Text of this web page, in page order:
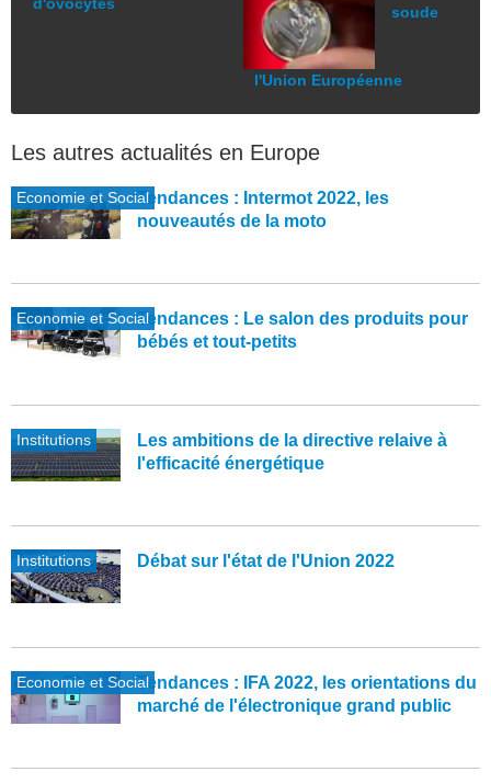
soude
l'Union Européenne
Les autres actualités en Europe
Economie et SocialTendances : Intermot 2022, les
nouveautés de la moto
Economie et SocialTendances : Le salon des produits pour
bébés et tout-petits
Institutions
Les ambitions de la directive relaive à
l'efficacité énergétique
Institutions Débat sur l'état de l'Union 2022
Economie et SocialTendances : IFA 2022, les orientations du
marché de l'électronique grand public